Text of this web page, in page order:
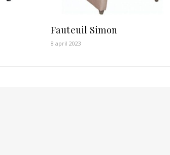
Fauteuil Simon
8 april 2023